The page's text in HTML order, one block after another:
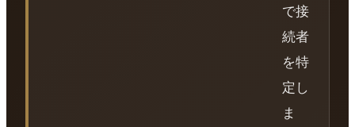
で接
続者
を特
定し
ま